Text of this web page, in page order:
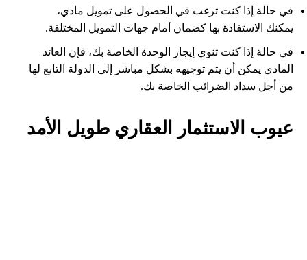
في حالة إذا كنت ترغب في الحصول على تمويل مادي،
يمكنك الاستفادة بها كضمان أمام جهات التمويل المختلفة.
في حالة إذا كنت تنوي إيجار الوحدة الخاصة بك، فإن العائد
المادي يمكن أن يتم توجيهه بشكل مباشر إلى الدولة التابع لها
من أجل سداد الضرائب الخاصة بك.
عيوب الاستثمار العقاري طويل الأمد